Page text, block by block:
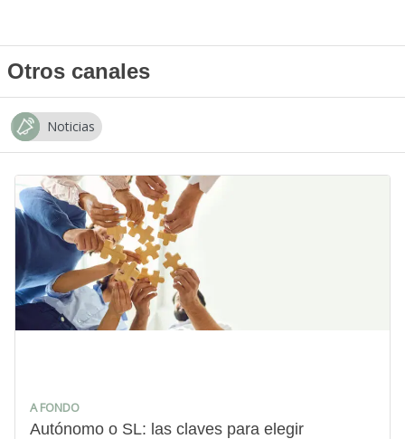
Otros canales
Noticias
A FONDO
Autónomo o SL: las claves para elegir